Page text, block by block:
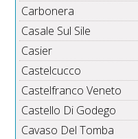
Carbonera
Casale Sul Sile
Casier
Castelcucco
Castelfranco Veneto
Castello Di Godego
Cavaso Del Tomba